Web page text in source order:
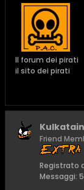
Il forum dei pirati
il sito dei pirati
Kulkatain
Friend
Registrato
Messaggi: